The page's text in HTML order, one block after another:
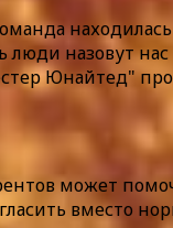
люди назовут
Юнайтед"
может
вместо